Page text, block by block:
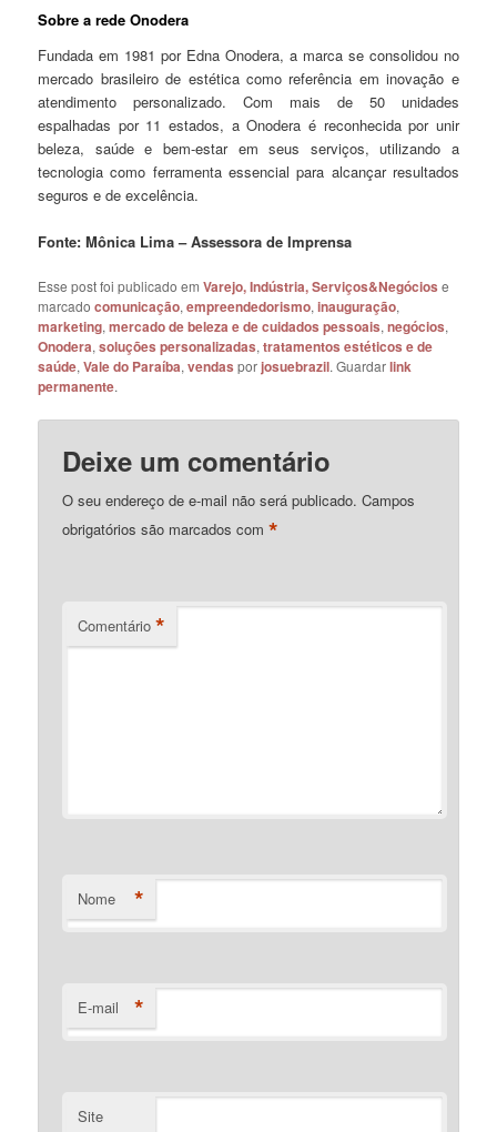
Sobre a rede Onodera
Fundada em 1981 por Edna Onodera, a marca se consolidou no
mercado brasileiro de estética como referência em inovação e
atendimento personalizado. Com mais de 50 unidades
espalhadas por 11 estados, a Onodera é reconhecida por unir
beleza, saúde e bem-estar em seus serviços, utilizando a
tecnologia como ferramenta essencial para alcançar resultados
seguros e de excelência.
Fonte: Mônica Lima – Assessora de Imprensa
Esse post foi publicado emVarejo, Indústria, Serviços&Negócios e
marcadocomunicação,empreendedorismo,inauguração,
marketing,mercado de beleza e de cuidados pessoais,negócios,
Onodera,soluções personalizadas,tratamentos estéticos e de
saúde,Vale do Paraíba,vendas porjosuebrazil. Guardarlink
permanente.
Deixe um comentário
O seu endereço de e-mail não será publicado. Campos
obrigatórios são marcados com*
Comentário *
Nome *
E-mail *
Site